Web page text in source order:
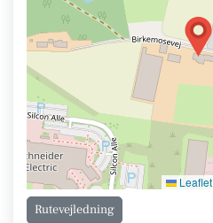
Leaflet
Rutevejledning